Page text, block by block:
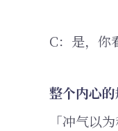
C：是，你
整个内心
「冲气以